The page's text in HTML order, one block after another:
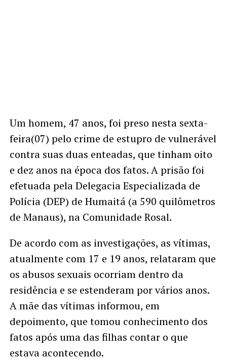
Um homem, 47 anos, foi preso nesta sexta-
feira(07) pelo crime de estupro de vulnerável
contra suas duas enteadas, que tinham oito
e dez anos na época dos fatos. A prisão foi
efetuada pela Delegacia Especializada de
Polícia (DEP) de Humaitá (a 590 quilômetros
de Manaus), na Comunidade Rosal.
De acordo com as investigações, as vítimas,
atualmente com 17 e 19 anos, relataram que
os abusos sexuais ocorriam dentro da
residência e se estenderam por vários anos.
A mãe das vítimas informou, em
depoimento, que tomou conhecimento dos
fatos após uma das filhas contar o que
estava acontecendo.